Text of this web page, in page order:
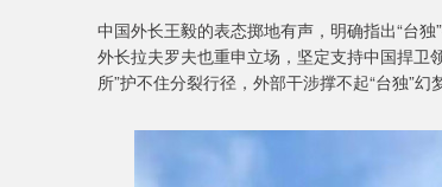
中国外长王毅的表态掷地有声，明确指出“台
外长拉夫罗夫也重申立场，坚定支持中国捍卫
所”护不住分裂行径，外部干涉撑不起“台独”幻